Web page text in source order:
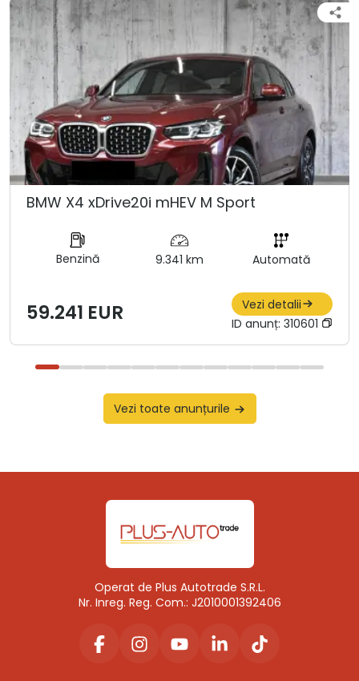
BMW X4 xDrive20i mHEV M Sport
Benzină 9.341 km Automată
59.241 EUR
Vezi detalii
ID anunț: 310601
Vezi toate anunțurile
Operat de Plus Autotrade S.R.L.
Nr. Inreg. Reg. Com.: J2010001392406